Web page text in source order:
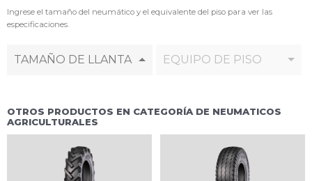
Ingrese el tamaño del neumático y el equivalente del piso para ver las
especificaciones.
TAMAÑO DE LLANTA EQUIPO DE PISO
OTROS PRODUCTOS EN CATEGORÍA DE NEUMATICOS
AGRICULTURALES